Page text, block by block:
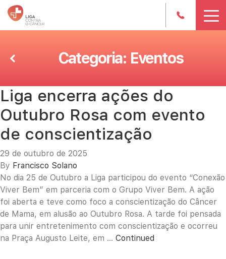
Categoria: Eventos
Liga encerra ações do
Outubro Rosa com evento
de conscientização
29 de outubro de 2025
By Francisco Solano
No dia 25 de Outubro a Liga participou do evento “Conexão
Viver Bem” em parceria com o Grupo Viver Bem. A ação
foi aberta e teve como foco a conscientização do Câncer
de Mama, em alusão ao Outubro Rosa. A tarde foi pensada
para unir entretenimento com conscientização e ocorreu
na Praça Augusto Leite, em … Continued